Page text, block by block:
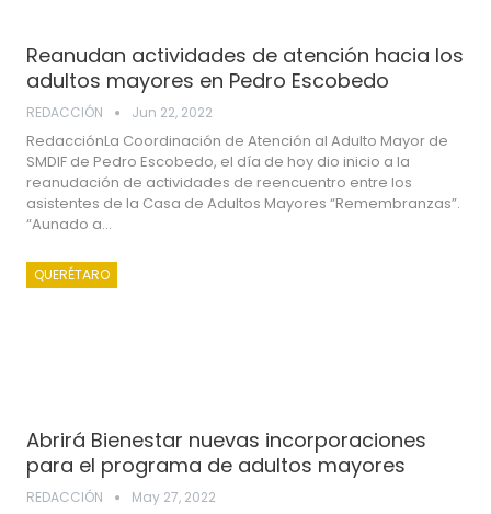
Reanudan actividades de atención hacia los
adultos mayores en Pedro Escobedo
REDACCIÓN Jun 22, 2022
RedacciónLa Coordinación de Atención al Adulto Mayor de
SMDIF de Pedro Escobedo, el día de hoy dio inicio a la
reanudación de actividades de reencuentro entre los
asistentes de la Casa de Adultos Mayores “Remembranzas”.
“Aunado a…
QUERÉTARO
Abrirá Bienestar nuevas incorporaciones
para el programa de adultos mayores
REDACCIÓN May 27, 2022